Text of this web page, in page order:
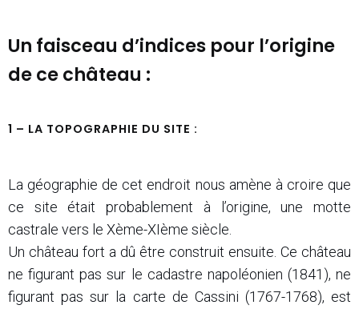
Un faisceau d’indices pour l’origine
de ce château :
1 – LA TOPOGRAPHIE DU SITE :
La géographie de cet endroit nous amène à croire que
ce site était probablement à l’origine, une motte
castrale vers le Xème-XIème siècle.
Un château fort a dû être construit ensuite. Ce château
ne figurant pas sur le cadastre napoléonien (1841), ne
figurant pas sur la carte de Cassini (1767-1768), est